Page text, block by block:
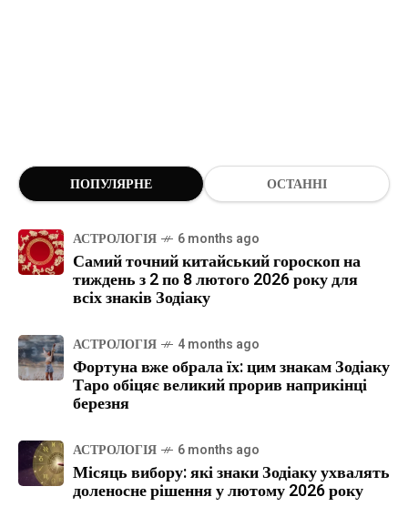
ПОПУЛЯРНЕ ОСТАННІ
АСТРОЛОГІЯ 6 months ago
Самий точний китайський гороскоп на
тиждень з 2 по 8 лютого 2026 року для
всіх знаків Зодіаку
АСТРОЛОГІЯ 4 months ago
Фортуна вже обрала їх: цим знакам Зодіаку
Таро обіцяє великий прорив наприкінці
березня
АСТРОЛОГІЯ 6 months ago
Місяць вибору: які знаки Зодіаку ухвалять
доленосне рішення у лютому 2026 року